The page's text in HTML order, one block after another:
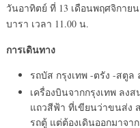
วันอาทิตย์ ที่ 13 เดือนพฤศจิกาย
บารา เวลา 11.00 น.
การเดินทาง
รถบัส กรุงเทพ -ตรัง -สตูล
เครื่องบินจากกรุงเทพ ล
แถวสีฟ้า ที่เขียนว่าขนส่ง
รถตู้ แต่ต้องเดินออกมาจ